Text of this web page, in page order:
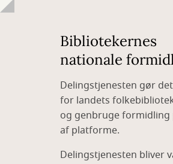
Bibliotekernes
nationale
Delingstjenesten gør
for landets
og genbruge
af platforme.
Delingstjenesten bliver